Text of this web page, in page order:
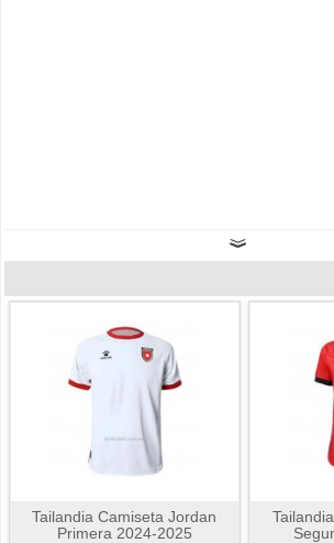
Tailandia Camiseta Jordan
Primera 2024-2025